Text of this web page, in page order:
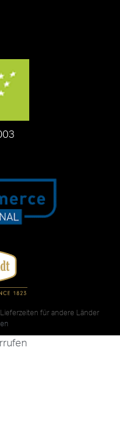
für andere Länder